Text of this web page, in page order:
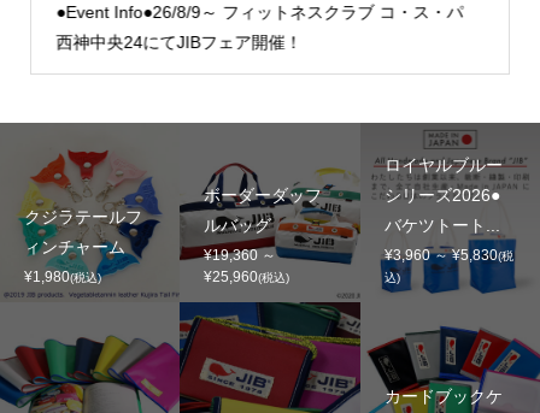
●Event Info●26/8/9～ フィットネスクラブ コ・ス・パ
西神中央24にてJIBフェア開催！
クジラテールフ
ィンチャーム
¥1,980(税込)
ボーダーダッフ
ルバッグ
¥19,360 ～
¥25,960(税込)
ロイヤルブルー
シリーズ2026●
バケツトート...
¥3,960 ～ ¥5,830(税
込)
カードブックケ